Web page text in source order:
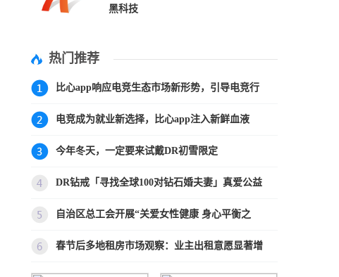
黑科技
热门推荐
比心app响应电竞生态市场新形势，引导电竞行
电竞成为就业新选择，比心app注入新鲜血液
今年冬天，一定要来试戴DR初雪限定
DR钻戒「寻找全球100对钻石婚夫妻」真爱公益
自治区总工会开展“关爱女性健康 身心平衡之
春节后多地租房市场观察：业主出租意愿显著增